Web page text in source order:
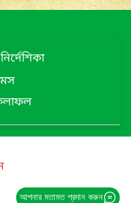
আপনার মতামত প্রদান করুন